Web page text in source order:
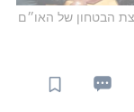
הבטחון של האו״ם